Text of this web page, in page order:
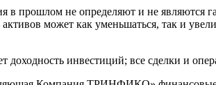
в прошлом не определяют и не являются
активов может как уменьшаться, так и
доходность инвестиций; все сделки и